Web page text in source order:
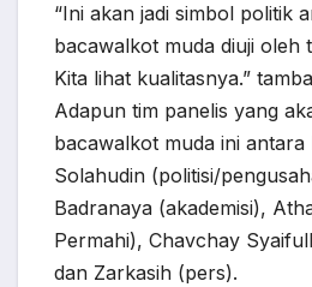
“Ini akan jadi simbol politik
bacawalkot muda diuji oleh
Kita lihat kualitasnya.”
Adapun tim panelis yang
bacawalkot muda ini antara
Solahudin (politisi/
Badranaya (akademisi),
Permahi), Chavchay
dan Zarkasih (pers).